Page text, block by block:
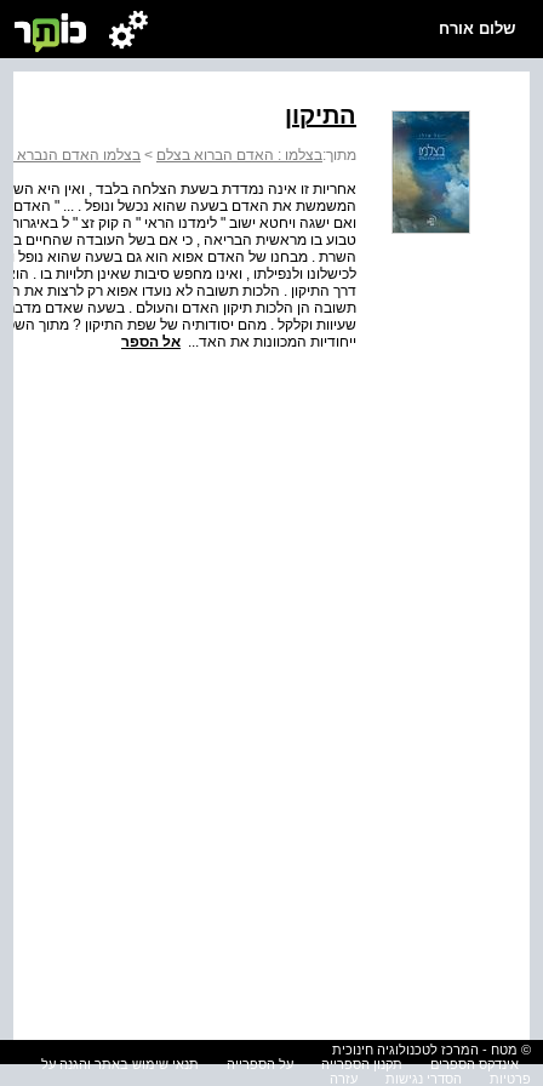
שלום אורח
התיקון
מתוך:בצלמו : האדם הברוא בצלם > בצלמו האדם הנברא
אחריות זו אינה נמדדת בשעת הצלחה בלבד , ואין היא
המשמשת את האדם בשעה שהוא נכשל ונופל . ... " האדם
ואם ישגה ויחטא ישוב " לימדנו הראי " ה קוק זצ " ל
טבוע בו מראשית הבריאה , כי אם בשל העובדה שהחיים
השרת . מבחנו של האדם אפוא הוא גם בשעה שהוא נופל
לכישלונו ולנפילתו , ואינו מחפש סיבות שאינן תלויות בו
דרך התיקון . הלכות תשובה לא נועדו אפוא רק לרצות את
תשובה הן הלכות תיקון האדם והעולם . בשעה שאדם
שעיוות וקלקל . מהם יסודותיה של שפת התיקון ? מתוך
ייחודיות המכוונות את האד... אל הספר
© מטח - המרכז לטכנולוגיה חינוכית
אינדקס הספרים
תקנון הספרייה על הספרייה
תנאי שימוש באתר והגנה על
פרטיות
הסדרי נגישות עזרה